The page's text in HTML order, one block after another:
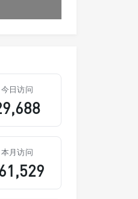
今日访问
本月访问